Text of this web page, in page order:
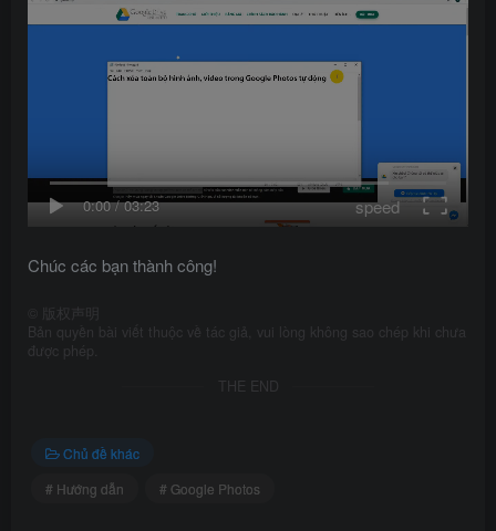
0:00/03:23 speed
Chúc các bạn thành công!
版权声明
Bản quyền bài viết thuộc về tác giả, vui lòng không sao chép khi chưa
được phép.
THE END
Chủ đề khác
# Hướng dẫn
# Google Photos